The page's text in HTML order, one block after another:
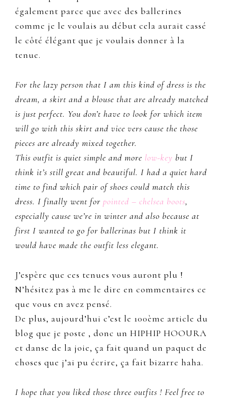
également parce que avec des ballerines
comme je le voulais au début cela aurait cassé
le côté élégant que je voulais donner à la
tenue.
For the lazy person that I am this kind of dress is the
dream, a skirt and a blouse that are already matched
is just perfect. You don’t have to look for which item
will go with this skirt and vice vers cause the those
pieces are already mixed together.
This outfit is quiet simple and more low-key but I
think it’s still great and beautiful. I had a quiet hard
time to find which pair of shoes could match this
dress. I finally went for pointed – chelsea boots,
especially cause we’re in winter and also because at
first I wanted to go for ballerinas but I think it
would have made the outfit less elegant.
J’espère que ces tenues vous auront plu !
N’hésitez pas à me le dire en commentaires ce
que vous en avez pensé.
De plus, aujourd’hui c’est le 100ème article du
blog que je poste , donc un HIPHIP HOOURA
et danse de la joie, ça fait quand un paquet de
choses que j’ai pu écrire, ça fait bizarre haha.
I hope that you liked those three outfits ! Feel free to